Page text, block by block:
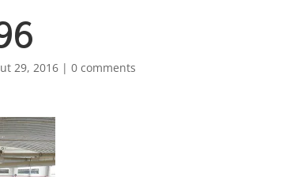
29, 2016 |0 comments